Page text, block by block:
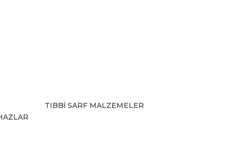
TIBBİ SARF MALZEMELER